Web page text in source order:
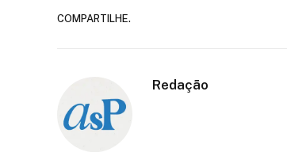
COMPARTILHE.
Redação